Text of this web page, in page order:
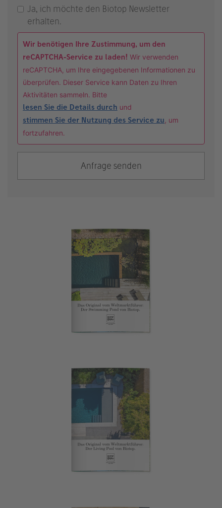
Ja, ich möchte den Biotop Newsletter
erhalten.
Wir benötigen Ihre Zustimmung, um den
reCAPTCHA-Service zu laden! Wir verwenden
reCAPTCHA, um Ihre eingegebenen Informationen zu
überprüfen. Dieser Service kann Daten zu Ihren
Aktivitäten sammeln. Bitte
lesen Sie die Details durch und
stimmen Sie der Nutzung des Service zu, um
fortzufahren.
Anfrage senden